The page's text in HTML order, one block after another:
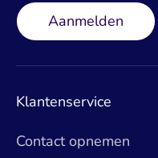
Aanmelden
Klantenservice
Contact opnemen